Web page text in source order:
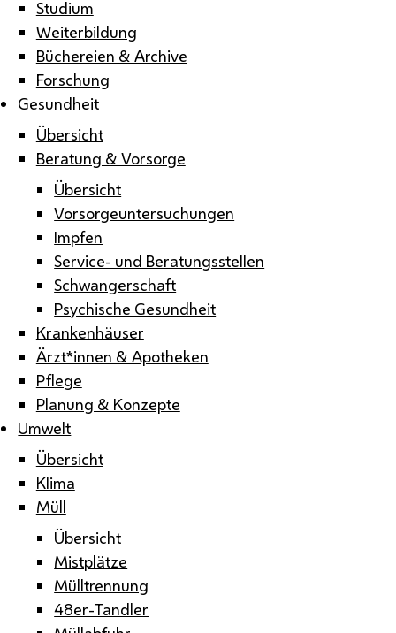
Studium
Weiterbildung
Büchereien & Archive
Forschung
Gesundheit
Übersicht
Beratung & Vorsorge
Übersicht
Vorsorgeuntersuchungen
Impfen
Service- und Beratungsstellen
Schwangerschaft
Psychische Gesundheit
Krankenhäuser
Ärzt*innen & Apotheken
Pflege
Planung & Konzepte
Umwelt
Übersicht
Klima
Müll
Übersicht
Mistplätze
Mülltrennung
48er-Tandler